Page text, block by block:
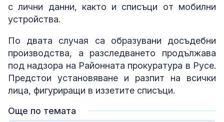
с лични данни, както и списъци от мобилни
устройства.
По двата случая са образувани досъдебни
производства, а разследването продължава
под надзора на Районната прокуратура в Русе.
Предстои установяване и разпит на всички
лица, фигуриращи в иззетите списъци.
Още по темата